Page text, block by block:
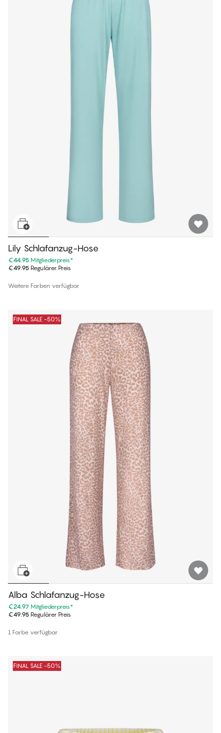
Lily Schlafanzug-Hose
€44.95 Mitgliederpreis*
€49.95 Regulärer Preis
Weitere Farben verfügbar
FINAL SALE -50%
Alba Schlafanzug-Hose
€24.97 Mitgliederpreis*
€49.95 Regulärer Preis
1 Farbe verfügbar
FINAL SALE -50%